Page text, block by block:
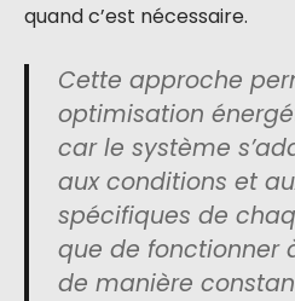
quand c’est nécessaire.
Cette approche
optimisation
car le système
aux conditions et
spécifiques de
que de fonctionner
de manière